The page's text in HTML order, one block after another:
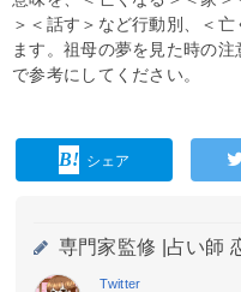
＞＜話す＞など行動別、＜
ます。祖母の夢を見た時の
で参考にしてください。
シェア
専門家監修 | 占い師
Twitter